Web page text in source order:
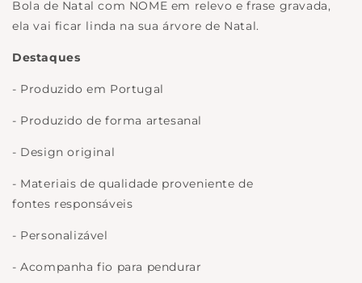
Bola de Natal com NOME em relevo e frase gravada,
ela vai ficar linda na sua árvore de Natal.
Destaques
- Produzido em Portugal
- Produzido de forma artesanal
- Design original
- Materiais de qualidade proveniente de
fontes responsáveis
- Personalizável
- Acompanha fio para pendurar